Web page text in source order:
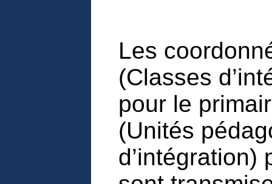
Les
(Classes
pour le
(Unités
d’intégration)